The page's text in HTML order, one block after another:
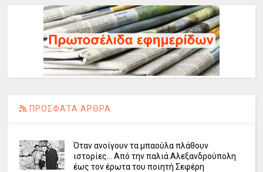
ΠΡΟΣΦΑΤΑ ΑΡΘΡΑ
Όταν ανοίγουν τα μπαούλα πλάθουν
ιστορίες... Από την παλιά Αλεξανδρούπολη
έως τον έρωτα του ποιητή Σεφέρη